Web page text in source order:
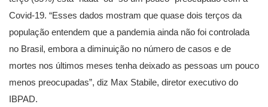
Covid-19. “Esses dados mostram que quase dois terços da
população entendem que a pandemia ainda não foi controlada
no Brasil, embora a diminuição no número de casos e de
mortes nos últimos meses tenha deixado as pessoas um pouco
menos preocupadas”, diz Max Stabile, diretor executivo do
IBPAD.